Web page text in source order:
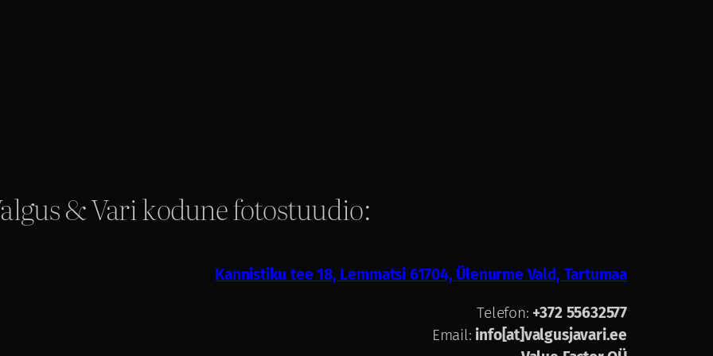
& Vari kodune fotostuudio:
Kannistiku tee 18, Lemmatsi 61704, Ülenurme Vald, Tartumaa
Telefon: +372 55632577
Email: info[at]valgusjavari.ee